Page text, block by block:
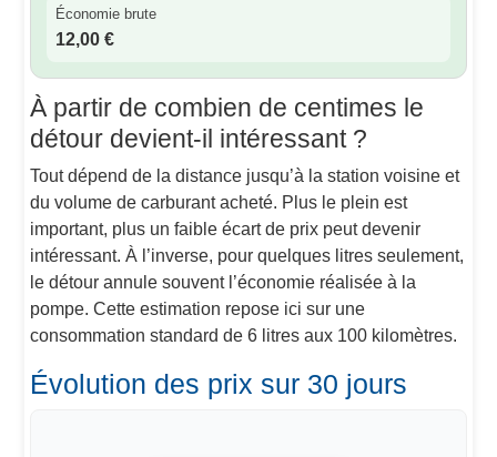
Économie brute
12,00 €
À partir de combien de centimes le
détour devient-il intéressant ?
Tout dépend de la distance jusqu’à la station voisine et
du volume de carburant acheté. Plus le plein est
important, plus un faible écart de prix peut devenir
intéressant. À l’inverse, pour quelques litres seulement,
le détour annule souvent l’économie réalisée à la
pompe. Cette estimation repose ici sur une
consommation standard de 6 litres aux 100 kilomètres.
Évolution des prix sur 30 jours